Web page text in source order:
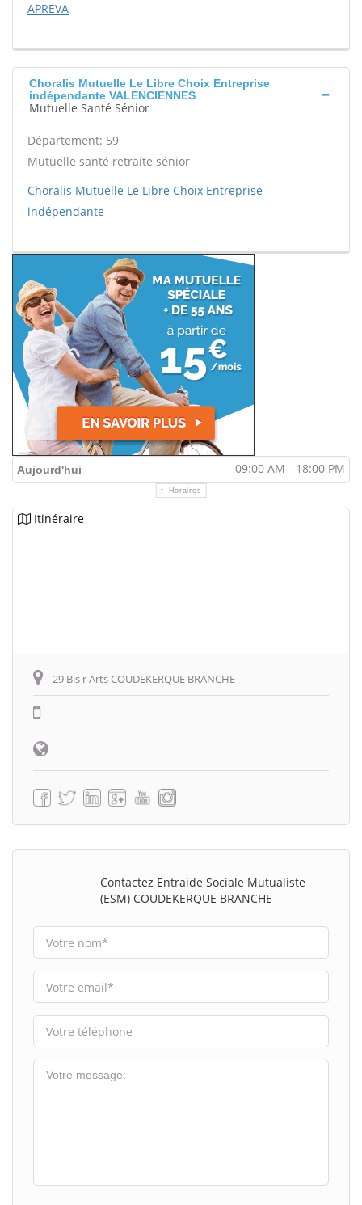
APREVA
Choralis Mutuelle Le Libre Choix Entreprise
indépendante VALENCIENNES
Mutuelle Santé Sénior
Département: 59
Mutuelle santé retraite sénior
Choralis Mutuelle Le Libre Choix Entreprise
indépendante
Aujourd'hui 09:00 AM - 18:00 PM
Horaires
Itinéraire
29 Bis r Arts COUDEKERQUE BRANCHE
Contactez Entraide Sociale Mutualiste
(ESM) COUDEKERQUE BRANCHE